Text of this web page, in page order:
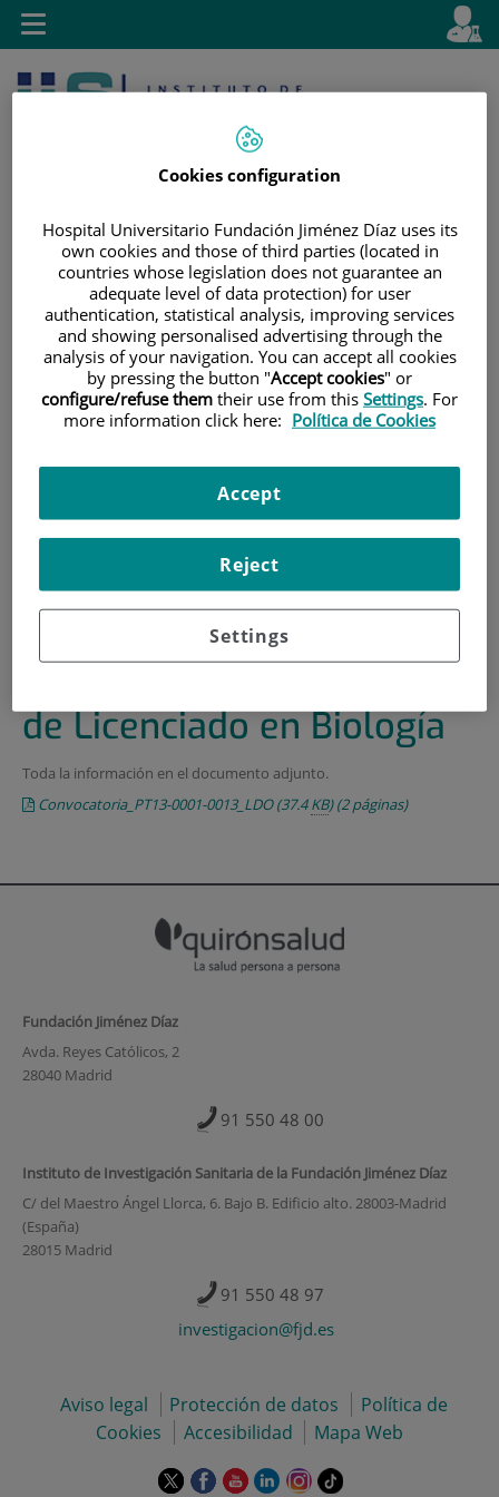
Saltar al contenido
contenido
activo
es
Buscar
Toggle
navigation
INICIO|FORMACIÓN Y EMPLEO
de Licenciado en Biología
Toda la información en el documento adjunto.
Convocatoria_PT13-0001-0013_LDO(37.4KB)(2 páginas)
Fundación Jiménez Díaz
Avda. Reyes Católicos, 2
28040 Madrid
91 550 48 00
Instituto de Investigación Sanitaria de la Fundación Jiménez Díaz
C/ del Maestro Ángel Llorca, 6. Bajo B. Edificio alto. 28003-Madrid
(España)
28015 Madrid
91 550 48 97
investigacion@fjd.es
Aviso legal Protección de datos
Política de
Cookies
Accesibilidad Mapa Web
EsteEsteEsteEsteEsteEnlace
Cookies configuration
Hospital Universitario Fundación Jiménez Díaz uses its
own cookies and those of third parties (located in
countries whose legislation does not guarantee an
adequate level of data protection) for user
authentication, statistical analysis, improving services
and showing personalised advertising through the
analysis of your navigation. You can accept all cookies
by pressing the button "Accept cookies" or
configure/refuse them their use from this Settings. For
more information click here: Política de Cookies
Settings
Reject
Accept